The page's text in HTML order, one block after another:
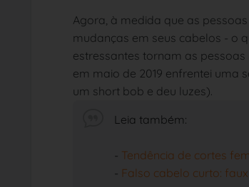
Agora, à medida que as
mudanças em seus cabelos - o
estressantes tornam as
em maio de 2019 enfrentei uma
um short bob e deu luzes).
Leia também:
- Tendência de cortes
- Falso cabelo curto: